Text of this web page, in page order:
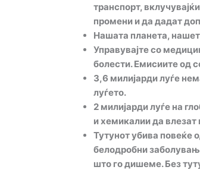
транспорт,
промени и да дадат
Нашата планета,
Управувајте со
болести. Емисиите од
3,6 милијарди луѓе
луѓето.
2 милијарди луѓе на
и хемикалии да
Тутунот убива повеќе
белодробни
што го дишеме. Без